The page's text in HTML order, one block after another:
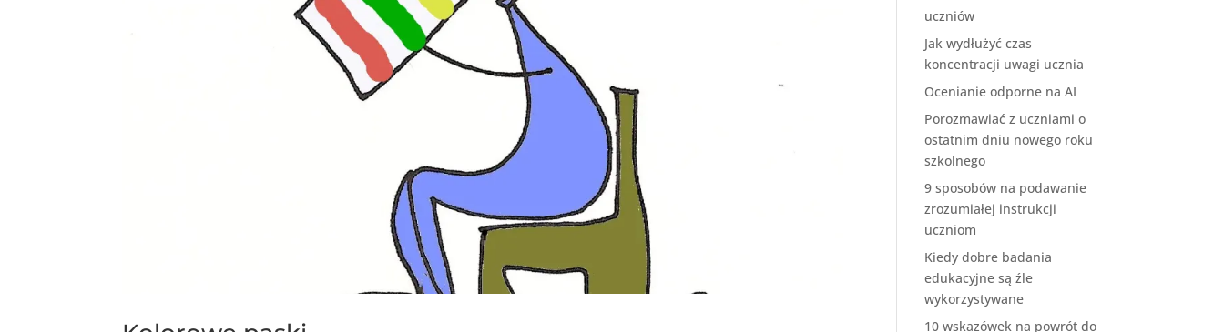
uczniów
Jak wydłużyć czas
koncentracji uwagi ucznia
Ocenianie odporne na AI
Porozmawiać z uczniami o
ostatnim dniu nowego roku
szkolnego
9 sposobów na podawanie
zrozumiałej instrukcji
uczniom
Kiedy dobre badania
edukacyjne są źle
wykorzystywane
10 wskazówek na powrót do